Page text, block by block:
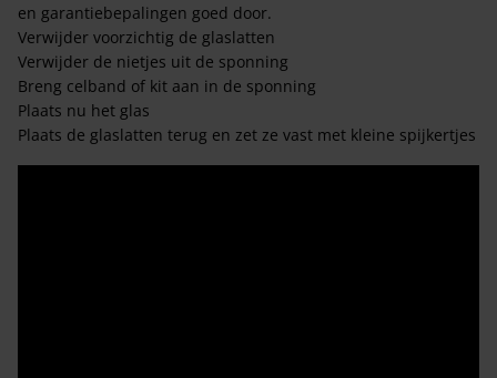
en garantiebepalingen goed door.
Verwijder voorzichtig de glaslatten
Verwijder de nietjes uit de sponning
Breng celband of kit aan in de sponning
Plaats nu het glas
Plaats de glaslatten terug en zet ze vast met kleine spijkertjes